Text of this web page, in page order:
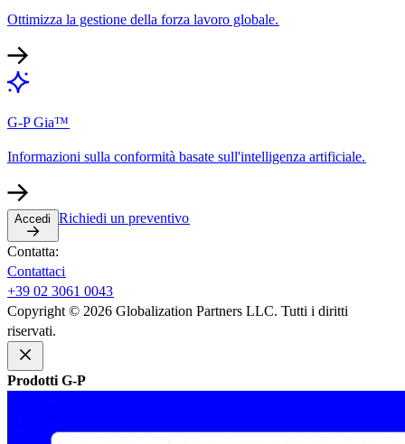
Ottimizza la gestione della forza lavoro globale.​​
G-P Gia™​​
Informazioni sulla conformità basate sull'intelligenza artificiale.​​
Accedi​​ Richiedi un preventivo​​
Contatta:​​
Contattaci​​
+39 02 3061 0043​​
Copyright © 2026 Globalization Partners LLC. Tutti i diritti
riservati.​​
Prodotti G-P​​